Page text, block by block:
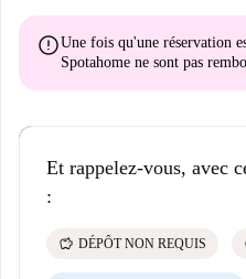
errorUne fois qu'une réservation
Spotahome ne sont pas
Et rappelez-vous, avec
:
savings DÉPÔT NON REQUIS